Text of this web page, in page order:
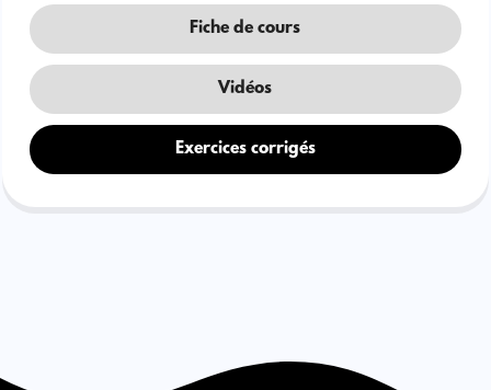
Fiche de cours
Vidéos
Exercices corrigés